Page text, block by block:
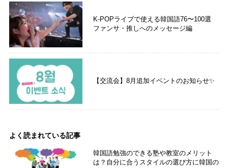
K-POPライブで使える韓国語76〜100選
ファンサ・推しへのメッセージ編
【交流会】8月追加イベントのお知らせ✨
よく読まれている記事
韓国語勉強のできる塾や教室のメリット
は？自分に合うスタイルの選び方に韓国の